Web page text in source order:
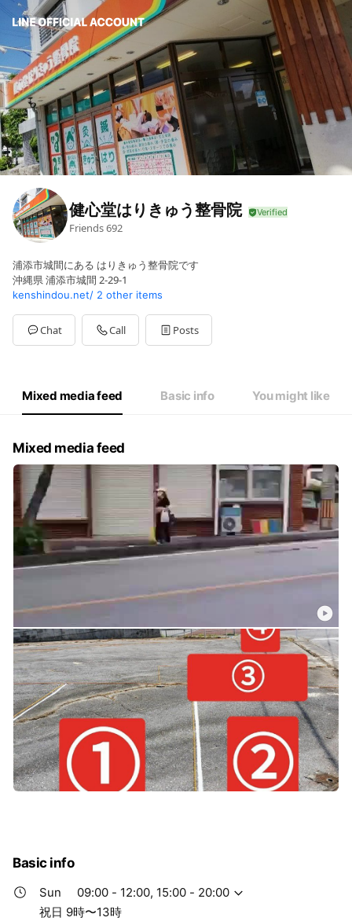
健心堂はりきゅう整骨院
Friends692
浦添市城間にある はりきゅう整骨院です
沖縄県 浦添市城間 2-29-1
kenshindou.net/ 2 other items
Chat Call Posts
Mixed media feed Basic info You might like
Mixed media feed
Basic info
Sun
09:00 - 12:00, 15:00 - 20:00
祝日 9時〜13時